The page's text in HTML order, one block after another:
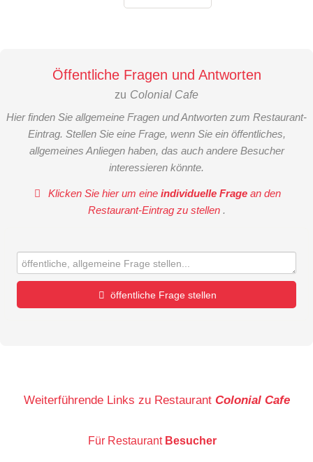
Öffentliche Fragen und Antworten
zu Colonial Cafe
Hier finden Sie allgemeine Fragen und Antworten zum Restaurant-
Eintrag. Stellen Sie eine Frage, wenn Sie ein öffentliches,
allgemeines Anliegen haben, das auch andere Besucher
interessieren könnte.
Klicken Sie hier um eineindividuelle Frage an den
Restaurant-Eintrag zu stellen .
öffentliche Frage stellen
E-Mail-Adresse (wird nicht veröffentlicht)
Weiterführende Links zu Restaurant Colonial Cafe
Für Restaurant Besucher